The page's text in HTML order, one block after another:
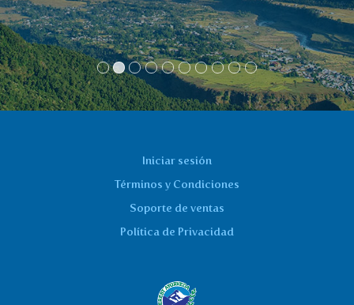
Iniciar sesión
Términos y Condiciones
Soporte de ventas
Política de Privacidad